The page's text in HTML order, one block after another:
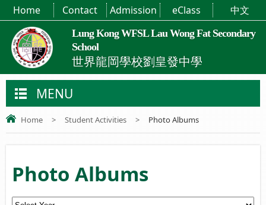
Lung Kong WFSL Lau Wong Fat Secondary
School
世界龍岡學校劉皇發中學
Home Contact Admission eClass 中文
MENU
Home > Student Activities > Photo Albums
Photo Albums